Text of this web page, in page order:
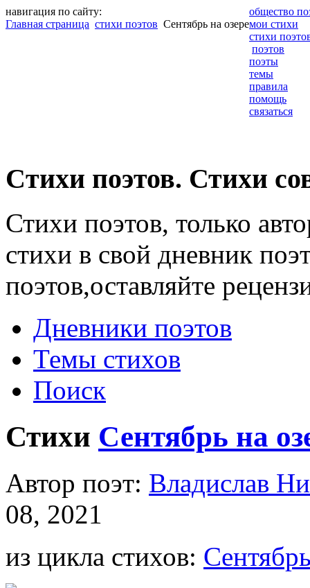
навигация по сайту:
Главная страница стихи поэтов Сентябрь на озере
общество
мои стихи
стихи
поэтов
поэты
темы
правила
помощь
связаться
Cтихи поэтов. Стихи
Стихи поэтов, только
стихи в свой дневник
поэтов,оставляйте
Дневники поэтов
Темы стихов
Поиск
Стихи Сентябрь на
Автор поэт: Владислав
08, 2021
из цикла стихов: